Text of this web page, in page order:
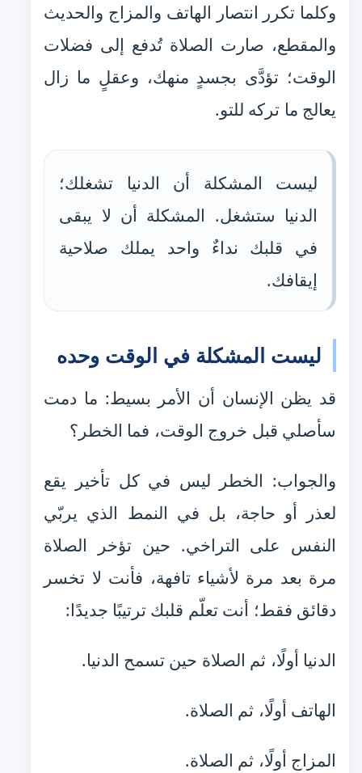
وكلما تكرر انتصار الهاتف والمزاج والحديث
والمقطع، صارت الصلاة تُدفع إلى فضلات
الوقت؛ تؤدَّى بجسدٍ منهك، وعقلٍ ما زال
يعالج ما تركه للتو.
ليست المشكلة أن الدنيا تشغلك؛
الدنيا ستشغل. المشكلة أن لا يبقى
في قلبك نداءٌ واحد يملك صلاحية
إيقافك.
ليست المشكلة في الوقت وحده
قد يظن الإنسان أن الأمر بسيط: ما دمت
سأصلي قبل خروج الوقت، فما الخطر؟
والجواب: الخطر ليس في كل تأخير يقع
لعذر أو حاجة، بل في النمط الذي يربّي
النفس على التراخي. حين تؤخر الصلاة
مرة بعد مرة لأشياء تافهة، فأنت لا تخسر
دقائق فقط؛ أنت تعلّم قلبك ترتيبًا جديدًا:
الدنيا أولًا، ثم الصلاة حين تسمح الدنيا.
الهاتف أولًا، ثم الصلاة.
المزاج أولًا، ثم الصلاة.